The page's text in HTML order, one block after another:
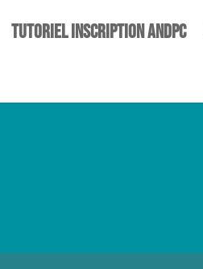
TUTORIEL INSCRIPTION ANDPC